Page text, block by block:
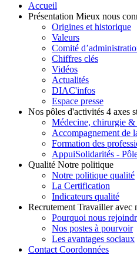
Accueil
Présentation Mieux nous
Origines et historique
Valeurs
Comité
Chiffres clés
Vidéos
Actualités
DIAC'infos
Espace presse
Nos pôles d'activités 4 axes
Médecine, chirurgie &
Accompagnement de
Formation des
AppuiSolidarités -
Qualité Notre politique
Notre politique qualité
La Certification
Indicateurs qualité
Recrutement Travailler avec
Pourquoi nous
Nos postes à pourvoir
Les avantages sociaux
Contact Coordonnées